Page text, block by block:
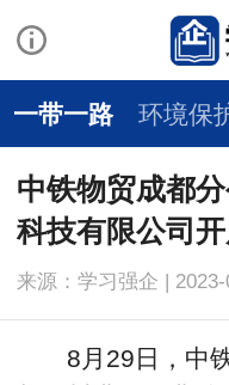
一带一路 环境保
中铁物贸成都
科技有限公司
来源：学习强企 |
8月29日，中